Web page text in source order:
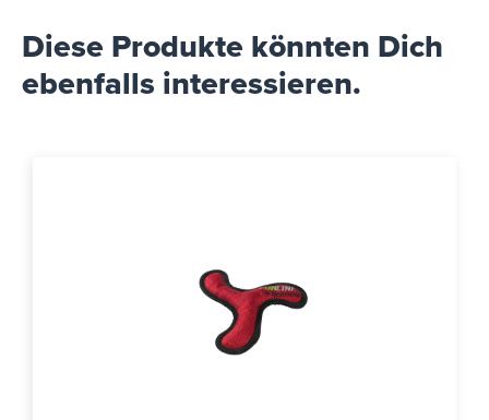
Diese Produkte könnten Dich
ebenfalls interessieren.